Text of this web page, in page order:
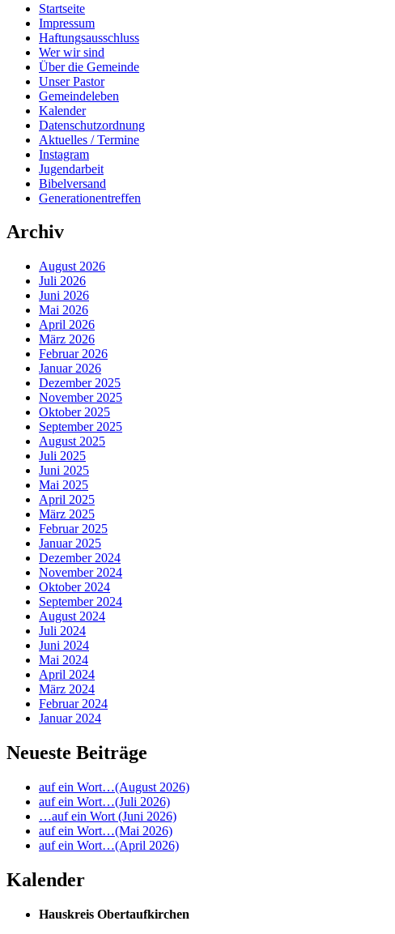
Startseite
Impressum
Haftungsausschluss
Wer wir sind
Über die Gemeinde
Unser Pastor
Gemeindeleben
Kalender
Datenschutzordnung
Aktuelles / Termine
Instagram
Jugendarbeit
Bibelversand
Generationentreffen
Archiv
August 2026
Juli 2026
Juni 2026
Mai 2026
April 2026
März 2026
Februar 2026
Januar 2026
Dezember 2025
November 2025
Oktober 2025
September 2025
August 2025
Juli 2025
Juni 2025
Mai 2025
April 2025
März 2025
Februar 2025
Januar 2025
Dezember 2024
November 2024
Oktober 2024
September 2024
August 2024
Juli 2024
Juni 2024
Mai 2024
April 2024
März 2024
Februar 2024
Januar 2024
Neueste Beiträge
auf ein Wort…(August 2026)
auf ein Wort…(Juli 2026)
…auf ein Wort (Juni 2026)
auf ein Wort…(Mai 2026)
auf ein Wort…(April 2026)
Kalender
Hauskreis Obertaufkirchen